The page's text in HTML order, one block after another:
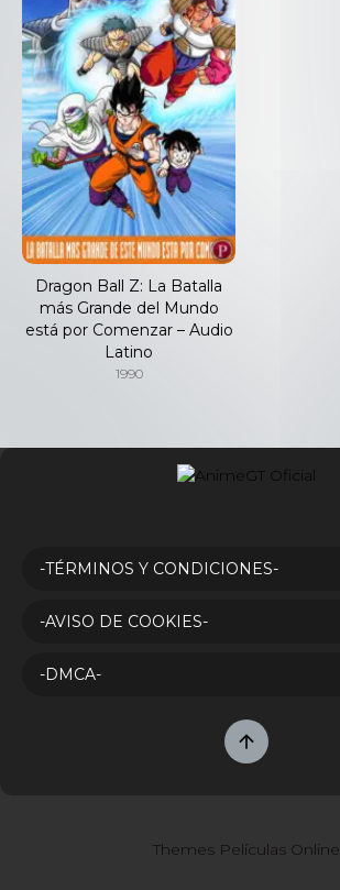
Dragon Ball Z: La Batalla
más Grande del Mundo
está por Comenzar – Audio
Latino
1990
-TÉRMINOS Y CONDICIONES-
-AVISO DE COOKIES-
-DMCA-
Themes Películas Online